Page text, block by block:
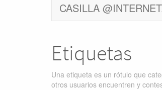
CASILLA
Etiquetas
Una etiqueta es un rótulo que
otros usuarios encuentren y